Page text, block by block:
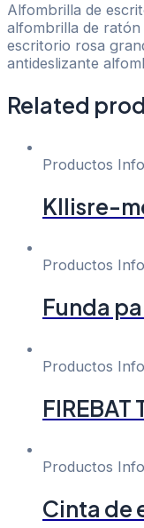
Alfombrilla de
alfombrilla de
escritorio rosa
antideslizante
Related
Productos
Kllisre-
Productos
Funda
Productos
FIREBAT
Productos
Cinta de